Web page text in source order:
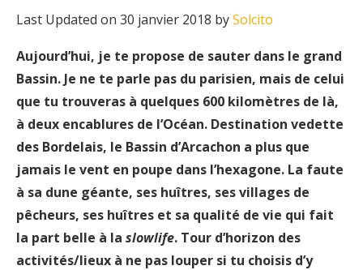
Last Updated on 30 janvier 2018 bySolcito
Aujourd’hui, je te propose de sauter dans le grand
Bassin. Je ne te parle pas du parisien, mais de celui
que tu trouveras à quelques 600 kilomètres de là,
à deux encablures de l’Océan. Destination vedette
des Bordelais, le Bassin d’Arcachon a plus que
jamais le vent en poupe dans l’hexagone. La faute
à sa dune géante, ses huîtres, ses villages de
pêcheurs, ses huîtres et sa qualité de vie qui fait
la part belle à la slowlife. Tour d’horizon des
activités/lieux à ne pas louper si tu choisis d’y